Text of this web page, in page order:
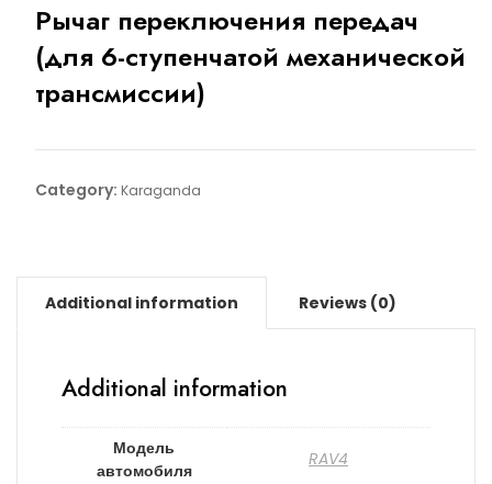
Рычаг переключения передач
(для 6-ступенчатой механической
трансмиссии)
Category: Karaganda
Additional information Reviews (0)
Additional information
Модель
автомобиля
RAV4